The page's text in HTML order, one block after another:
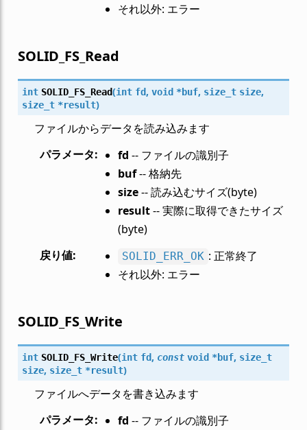
それ以外: エラー
SOLID_FS_Read
int SOLID_FS_Read(int fd, void *buf, size_t size,
size_t *result)
ファイルからデータを読み込みます
パラメータ: fd -- ファイルの識別子
buf-- 格納先
size-- 読み込むサイズ(byte)
result-- 実際に取得できたサイズ
(byte)
戻り値: SOLID_ERR_OK : 正常終了
それ以外: エラー
SOLID_FS_Write
int SOLID_FS_Write(int fd, const void *buf, size_t
size, size_t *result)
ファイルへデータを書き込みます
パラメータ: fd -- ファイルの識別子